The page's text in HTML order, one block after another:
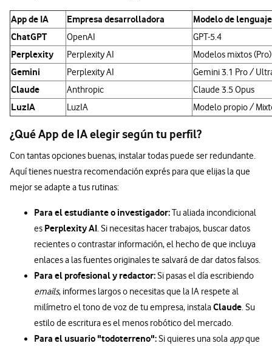
App de IA Empresa desarrolladora
Modelo de
ChatGPT
OpenAI GPT-5.4
Perplexity Perplexity AI Modelos mixtos (Pro)
Gemini Perplexity AI Gemini 3.1 Pro /
Claude Anthropic Claude 3.5 Opus
LuzIA LuzIA Modelo propio /
¿Qué App de IA elegir según tu perfil?
Con tantas opciones buenas, instalar todas puede ser redundante.
Aquí tienes nuestra recomendación exprés para que elijas la que
mejor se adapte a tus rutinas:
Para el estudiante o investigador:Tu aliada incondicional
es Perplexity AI. Si necesitas hacer trabajos, buscar datos
recientes o contrastar información, el hecho de que incluya
enlaces a las fuentes originales te salvará de dar datos falsos.
Para el profesional y redactor:Si pasas el día escribiendo
emails, informes largos o necesitas que la IA respete al
milímetro el tono de voz de tu empresa, instalaClaude. Su
estilo de escritura es el menos robótico del mercado.
Para el usuario "todoterreno":Si quieres una sola appque